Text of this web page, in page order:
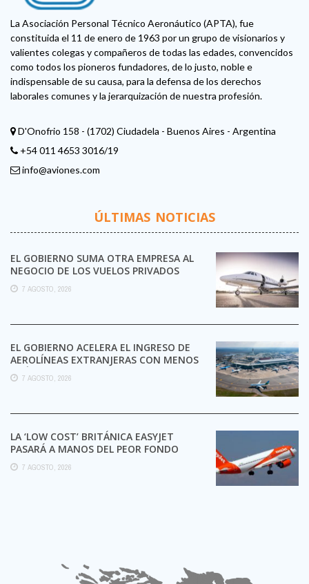
La Asociación Personal Técnico Aeronáutico (APTA), fue
constituida el 11 de enero de 1963 por un grupo de visionarios y
valientes colegas y compañeros de todas las edades, convencidos
como todos los pioneros fundadores, de lo justo, noble e
indispensable de su causa, para la defensa de los derechos
laborales comunes y la jerarquización de nuestra profesión.
D'Onofrio 158 - (1702) Ciudadela - Buenos Aires - Argentina
+54 011 4653 3016/19
info@aviones.com
ÚLTIMAS NOTICIAS
EL GOBIERNO SUMA OTRA EMPRESA AL
NEGOCIO DE LOS VUELOS PRIVADOS
7 AGOSTO, 2026
EL GOBIERNO ACELERA EL INGRESO DE
AEROLÍNEAS EXTRANJERAS CON MENOS
TRÁMITES
7 AGOSTO, 2026
LA ‘LOW COST’ BRITÁNICA EASYJET
PASARÁ A MANOS DEL PEOR FONDO
POSIBLE:
7 AGOSTO, 2026